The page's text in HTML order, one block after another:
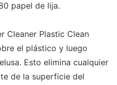
papel de lija.
Cleaner Plastic Clean
el plástico y luego
Esto elimina cualquier
de la superficie del